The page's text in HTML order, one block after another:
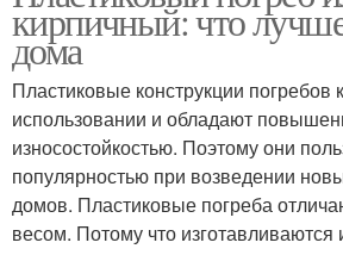
кирпичный: что
дома
Пластиковые конструкции
использовании и обладают
износостойкостью. Поэтому они
популярностью при возведении
домов. Пластиковые погреба
весом. Потому что изготавливаются